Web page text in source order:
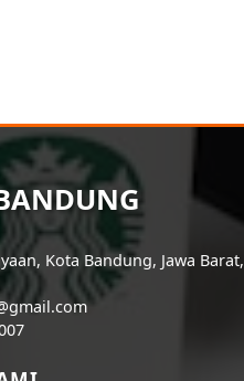
Kota Bandung, Jawa Barat,